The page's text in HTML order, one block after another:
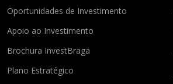
Oportunidades de Investimento
Apoio ao Investimento
Brochura InvestBraga
Plano Estratégico